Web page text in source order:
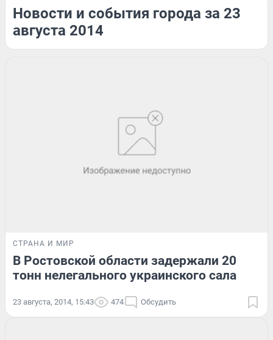
Новости и события города за 23
августа 2014
СТРАНА И МИР
В Ростовской области задержали 20
тонн нелегального украинского сала
23 августа, 2014, 15:43 474 Обсудить